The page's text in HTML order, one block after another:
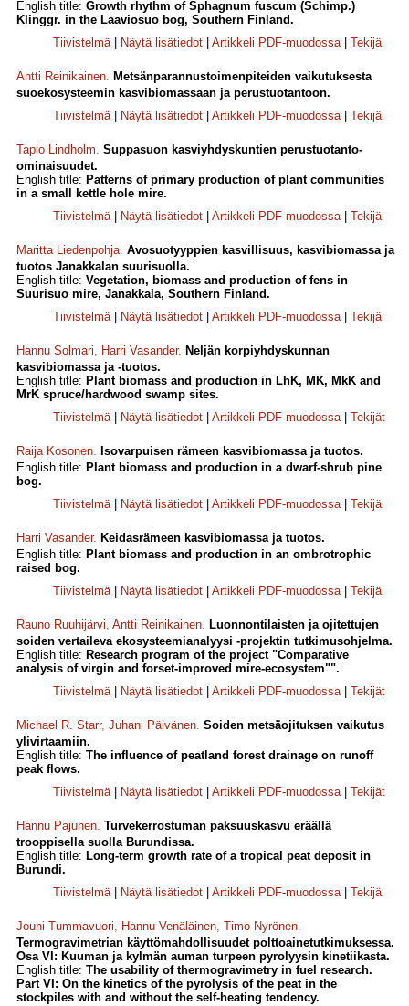
English title: Growth rhythm of Sphagnum fuscum (Schimp.)
Klinggr. in the Laaviosuo bog, Southern Finland.
Tiivistelmä| Näytä lisätiedot Artikkeli PDF-muodossa| Tekijä
Antti Reinikainen. Metsänparannustoimenpiteiden vaikutuksesta
suoekosysteemin kasvibiomassaan ja perustuotantoon.
Tiivistelmä| Näytä lisätiedot Artikkeli PDF-muodossa| Tekijä
Tapio Lindholm. Suppasuon kasviyhdyskuntien perustuotanto-
ominaisuudet.
English title: Patterns of primary production of plant communities
in a small kettle hole mire.
Tiivistelmä| Näytä lisätiedot Artikkeli PDF-muodossa| Tekijä
Maritta Liedenpohja. Avosuotyyppien kasvillisuus, kasvibiomassa ja
tuotos Janakkalan suurisuolla.
English title: Vegetation, biomass and production of fens in
Suurisuo mire, Janakkala, Southern Finland.
Tiivistelmä| Näytä lisätiedot Artikkeli PDF-muodossa| Tekijä
Hannu Solmari, Harri Vasander. Neljän korpiyhdyskunnan
kasvibiomassa ja -tuotos.
English title: Plant biomass and production in LhK, MK, MkK and
MrK spruce/hardwood swamp sites.
Tiivistelmä| Näytä lisätiedot Artikkeli PDF-muodossa| Tekijät
Raija Kosonen. Isovarpuisen rämeen kasvibiomassa ja tuotos.
English title: Plant biomass and production in a dwarf-shrub pine
bog.
Tiivistelmä| Näytä lisätiedot Artikkeli PDF-muodossa| Tekijä
Harri Vasander. Keidasrämeen kasvibiomassa ja tuotos.
English title: Plant biomass and production in an ombrotrophic
raised bog.
Tiivistelmä| Näytä lisätiedot Artikkeli PDF-muodossa| Tekijä
Rauno Ruuhijärvi, Antti Reinikainen. Luonnontilaisten ja ojitettujen
soiden vertaileva ekosysteemianalyysi -projektin tutkimusohjelma.
English title: Research program of the project "Comparative
analysis of virgin and forset-improved mire-ecosystem"".
Tiivistelmä| Näytä lisätiedot Artikkeli PDF-muodossa| Tekijät
Michael R. Starr, Juhani Päivänen. Soiden metsäojituksen vaikutus
ylivirtaamiin.
English title: The influence of peatland forest drainage on runoff
peak flows.
Tiivistelmä| Näytä lisätiedot Artikkeli PDF-muodossa| Tekijät
Hannu Pajunen. Turvekerrostuman paksuuskasvu eräällä
trooppisella suolla Burundissa.
English title: Long-term growth rate of a tropical peat deposit in
Burundi.
Tiivistelmä| Näytä lisätiedot Artikkeli PDF-muodossa| Tekijä
Jouni Tummavuori, Hannu Venäläinen, Timo Nyrönen.
Termogravimetrian käyttömahdollisuudet polttoainetutkimuksessa.
Osa VI: Kuuman ja kylmän auman turpeen pyrolyysin kinetiikasta.
English title: The usability of thermogravimetry in fuel research.
Part VI: On the kinetics of the pyrolysis of the peat in the
stockpiles with and without the self-heating tendency.